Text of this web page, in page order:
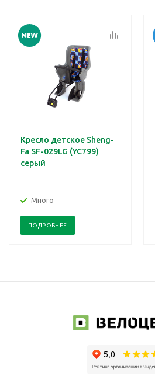
Кресло детское Sheng-
Fa SF-029LG (YC799)
серый
Много
ПОДРОБНЕЕ